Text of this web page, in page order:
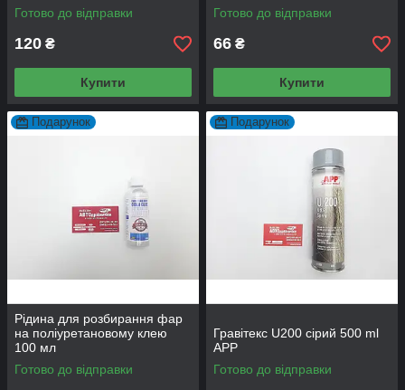
Готово до відправки
120 ₴
Купити
Готово до відправки
66 ₴
Купити
Подарунок
Рідина для розбирання фар
на поліуретановому клею
100 мл
Готово до відправки
Подарунок
Гравітекс U200 сірий 500 ml
APP
Готово до відправки